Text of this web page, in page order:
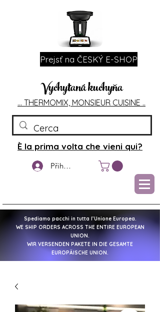
Vychytaná kuchyňa
... THERMOMIX, MONSIEUR CUISINE ..
Přihlášení
Prejsť na ČESKÝ E-SHOP
È la prima volta che vieni qui?
Spediamo pacchi in tutta l’Unione Europea.
WE SHIP ORDERS ACROSS THE ENTIRE EUROPEAN
UNION.
WIR VERSENDEN PAKETE IN DIE GESAMTE
EUROPÄISCHE UNION.